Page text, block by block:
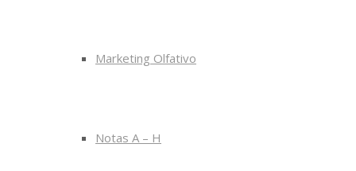
Marketing Olfativo
Notas A – H